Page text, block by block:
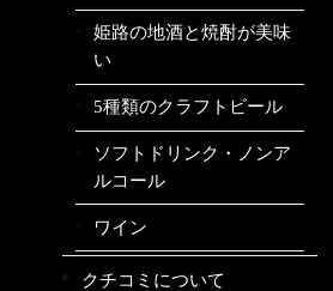
姫路の地酒と焼酎が美味
い
5種類のクラフトビール
ソフトドリンク・ノンア
ルコール
ワイン
クチコミについて